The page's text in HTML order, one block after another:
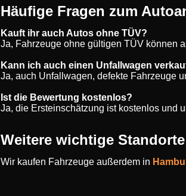
Häufige Fragen zum
Kauft ihr auch Autos ohne TÜV?
Ja, Fahrzeuge ohne gültigen TÜV können
Kann ich auch einen Unfallwagen
Ja, auch Unfallwagen, defekte Fahrzeuge
Ist die Bewertung kostenlos?
Ja, die Ersteinschätzung ist kostenlos und
Weitere wichtige Standorte
Wir kaufen Fahrzeuge außerdem in